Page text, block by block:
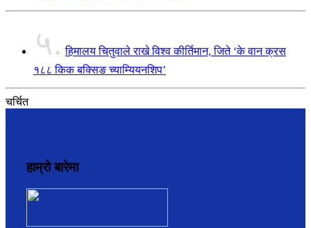
५. हिमालय चितुवाले राखे विश्व कीर्तिमान, जिते ‘के वान क्रस
१८८ किक बक्सिङ च्याम्यियनशिप’
चर्चित
हाम्रो बारेमा